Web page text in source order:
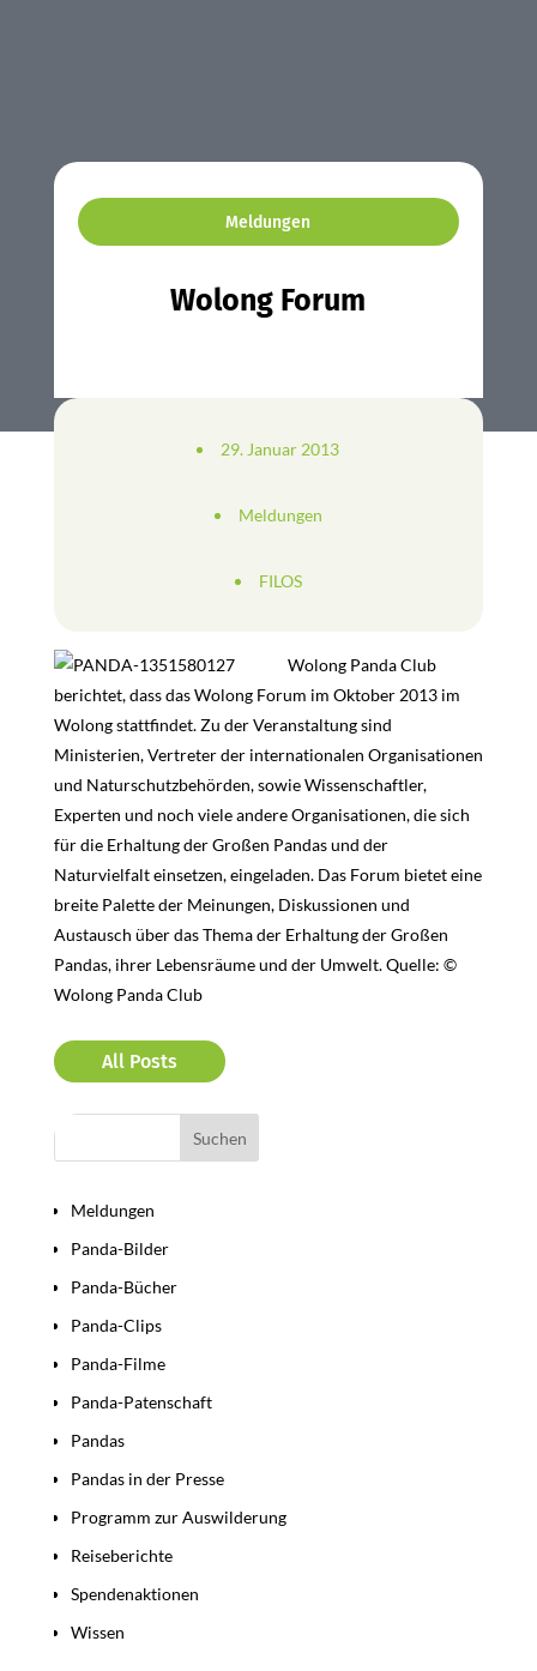
Meldungen
Wolong Forum
29. Januar 2013
Meldungen
FILOS
Wolong Panda Club
berichtet, dass das Wolong Forum im Oktober 2013 im
Wolong stattfindet. Zu der Veranstaltung sind
Ministerien, Vertreter der internationalen Organisationen
und Naturschutzbehörden, sowie Wissenschaftler,
Experten und noch viele andere Organisationen, die sich
für die Erhaltung der Großen Pandas und der
Naturvielfalt einsetzen, eingeladen. Das Forum bietet eine
breite Palette der Meinungen, Diskussionen und
Austausch über das Thema der Erhaltung der Großen
Pandas, ihrer Lebensräume und der Umwelt. Quelle: ©
Wolong Panda Club
All Posts
Meldungen
Panda-Bilder
Panda-Bücher
Panda-Clips
Panda-Filme
Panda-Patenschaft
Pandas
Pandas in der Presse
Programm zur Auswilderung
Reiseberichte
Spendenaktionen
Wissen